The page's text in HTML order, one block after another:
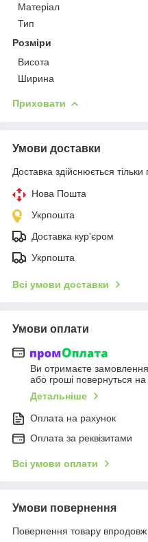
Матеріал
Тип
Розміри
Висота
Ширина
Приховати
Умови доставки
Доставка здійснюється тільки
Нова Пошта
Укрпошта
Доставка кур'єром
Укрпошта
Всі умови доставки
Умови оплати
Ви отримаєте замовлення
або гроші повернуться
Детальніше
Оплата на рахунок
Оплата за реквізитами
Всі умови оплати
Умови повернення
Повернення товару впродовж